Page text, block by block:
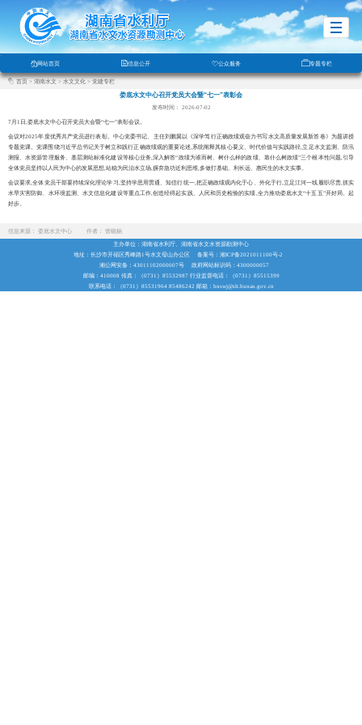
网站首页 信息公开 公众服务 专题专栏
首页 > 湖南水文 > 水文文化 > 党建专栏
娄底水文中心召开党员大会暨“七一”表彰会
发布时间： 2026-07-02
7月1日,娄底水文中心召开党员大会暨“七一”表彰会议
会议对2025年度优秀共产党员进行表彰。 中心党委书记、主任刘鹏翼以《深学笃行正确政绩观奋力书写水文高质量发展新答卷》为题讲授
专题党课。党课围绕习近平总书记关于树立和践行正确政绩观的重要论述,系统阐释其核心要义、时代价值与实践路径,立足水文监测、防汛
测报、水资源管理服务、基层测站标准化建设等核心业务,深入解答“政绩为谁而树、树什么样的政绩、靠什么树政绩”三个根本性问题,引导
全体党员坚持 以人民为中心的发展思想, 站稳为民治水立场,摒弃急功近利思维,多做打基础、利长远 惠民生的水文实事。
会议要求,全体党员干部要持续深化理论学习,坚持学思用贯通、知信行统一,把正确政绩观内化于心、外化于行,立足江河一线履职尽责,抓实
水旱灾害防御、水环境监测、水文信息化建设等重点工作,创造经得起实践、人民和历史检验的实绩,全力推动娄底水文“十五五”开好局、起
好步。
信息来源： 娄底水文中心 作者：曾晓杨
主办单位：湖南省水利厅、湖南省水文水资源勘测中心
地址：长沙市开福区秀峰路1号水文母山办公区
备案号：湘ICP备2021011100号-2
湘公网安备：43011102000007号
政府网站标识码：4300000057
邮编：410008 传真：（0731）85532987 行业监督电话：（0731）85515399
联系电话：（0731）85531964 85486242 邮箱：hnswj@slt.hunan.gov.cn